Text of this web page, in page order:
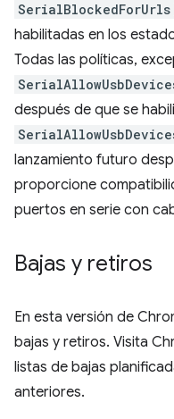
SerialBlockedForUrls
habilitadas en los
Todas las políticas,
después de que se
lanzamiento futuro
proporcione
puertos en serie con
Bajas y retiros
En esta versión de
bajas y retiros. Visita
listas de bajas
anteriores.